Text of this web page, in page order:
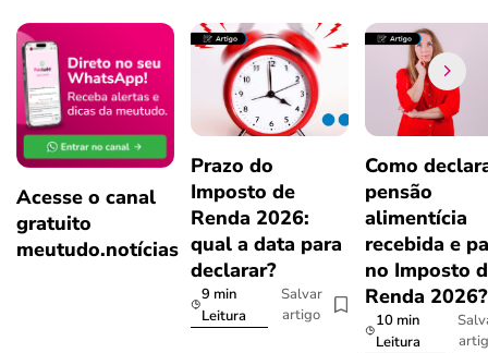
Acesse o canal
gratuito
meutudo.notícias
Prazo do
Imposto de
Renda 2026:
qual a data para
declarar?
9 min
Leitura
Salvar
artigo
Como
pensão
alimentícia
recebida e
no Imposto
Renda
10 min
Leitura